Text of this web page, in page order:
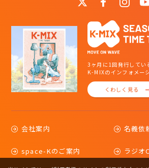
3ヶ月に1回発行してい
K-MIXのインフォメー
くわしく見る
会社案内 名義依
space-Kのご案内 ラジオ